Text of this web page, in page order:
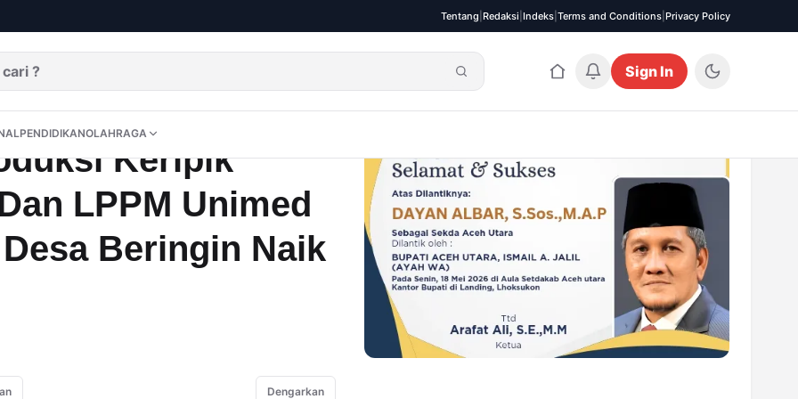
Tentang Redaksi Indeks Terms and Conditions Privacy Policy
OPININUSANTARAINTERNASIONALPENDIDIKANOLAHRAGA
Sign In
PENDIDIKANOLAHRAGA
Keripik
LPPM Unimed
Beringin Naik
Dengarkan